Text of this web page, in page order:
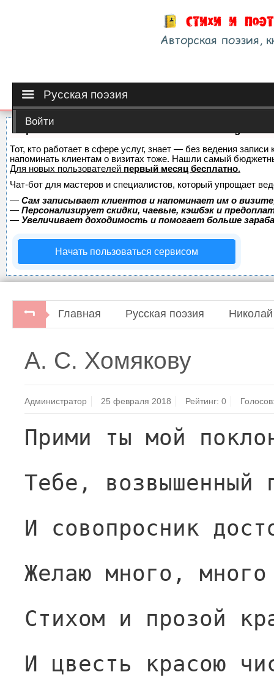
Русская поэзия
Войти
Тот, кто работает в сфере услуг, знает — без ведения
напоминать клиентам о визитах тоже. Нашли самый
Для новых пользователей первый месяц бесплатно.
Чат-бот для мастеров и специалистов, который упрощает
— Сам записывает клиентов и напоминает им о
— Персонализирует скидки, чаевые, кэшбэк и
— Увеличивает доходимость и помогает больше
Начать пользоваться сервисом
Главная Русская поэзия
А. С. Хомякову
Администратор 25 февраля 2018 Рейтинг:0
Прими ты мой
Тебе, возвышенный
И совопросник
Желаю много,
Стихом и прозой
И цвесть красою